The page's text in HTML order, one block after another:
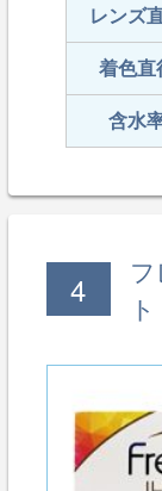
レンズ
着色直
含水
4
ト